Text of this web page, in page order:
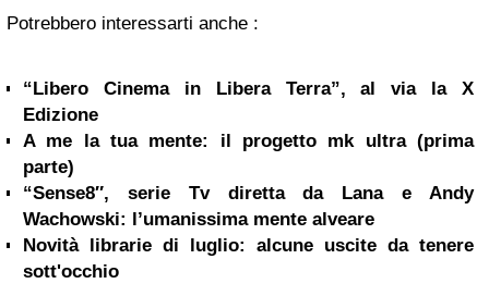
Potrebbero interessarti anche :
“Libero Cinema in Libera Terra”, al via la X
Edizione
A me la tua mente: il progetto mk ultra (prima
parte)
“Sense8″, serie Tv diretta da Lana e Andy
Wachowski: l’umanissima mente alveare
Novità librarie di luglio: alcune uscite da tenere
sott'occhio